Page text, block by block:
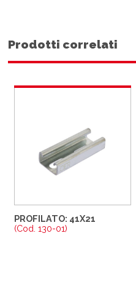
Prodotti correlati
PROFILATO: 41X21
(Cod. 130-01)